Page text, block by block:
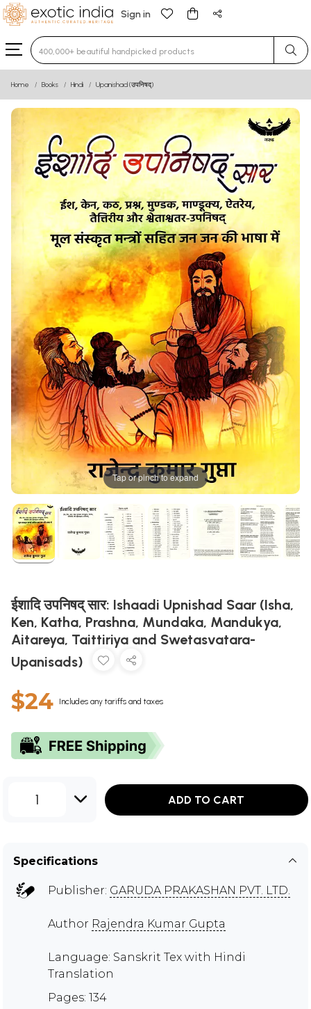
Sign in
Type 3 or more characters for results.
Home Books Hindi Upanishad (उपनिषद्)
Tap or pinch to expand
ईशादि उपनिषद् सार: Ishaadi Upnishad Saar (Isha,
Ken, Katha, Prashna, Mundaka, Mandukya,
Aitareya, Taittiriya and Swetasvatara-
Upanisads)
$24 Includes any tariffs and taxes
1 ADD TO CART
Specifications
Publisher: GARUDA PRAKASHAN PVT. LTD.
Author Rajendra Kumar Gupta
Language: Sanskrit Tex with Hindi
Translation
Pages: 134